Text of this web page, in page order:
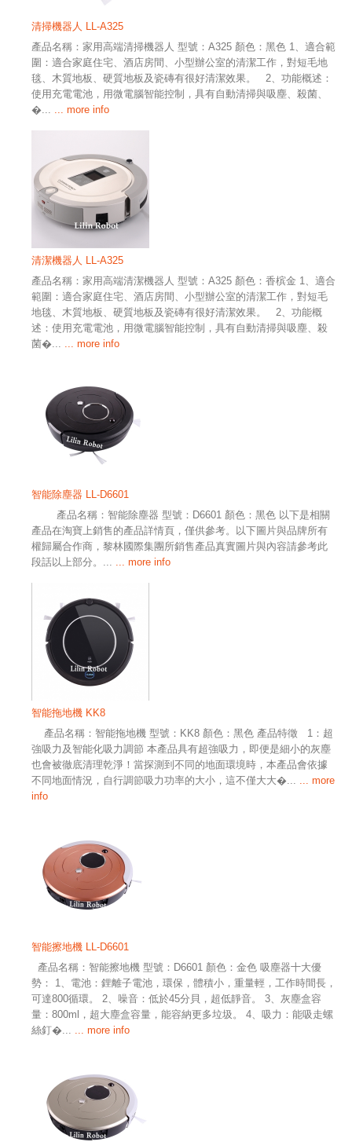
清掃機器人 LL-A325
產品名稱：家用高端清掃機器人 型號：A325 顏色：黑色 1、適合範
圍：適合家庭住宅、酒店房間、小型辦公室的清潔工作，對短毛地
毯、木質地板、硬質地板及瓷磚有很好清潔效果。 2、功能概述：
使用充電電池，用微電腦智能控制，具有自動清掃與吸塵、殺菌、
�...
... more info
清潔機器人 LL-A325
產品名稱：家用高端清潔機器人 型號：A325 顏色：香槟金 1、適合
範圍：適合家庭住宅、酒店房間、小型辦公室的清潔工作，對短毛
地毯、木質地板、硬質地板及瓷磚有很好清潔效果。 2、功能概
述：使用充電電池，用微電腦智能控制，具有自動清掃與吸塵、殺
菌�...
... more info
智能除塵器 LL-D6601
產品名稱：智能除塵器 型號：D6601 顏色：黑色 以下是相關
產品在淘寶上銷售的產品詳情頁，僅供參考。以下圖片與品牌所有
權歸屬合作商，黎林國際集團所銷售產品真實圖片與內容請參考此
段話以上部分。...
... more info
智能拖地機 KK8
產品名稱：智能拖地機 型號：KK8 顏色：黑色 產品特徵 1：超
強吸力及智能化吸力調節 本產品具有超強吸力，即便是細小的灰塵
也會被徹底清理乾淨！當探測到不同的地面環境時，本產品會依據
不同地面情況，自行調節吸力功率的大小，這不僅大大�...
... more
info
智能擦地機 LL-D6601
產品名稱：智能擦地機 型號：D6601 顏色：金色 吸塵器十大優
勢： 1、電池：鋰離子電池，環保，體積小，重量輕，工作時間長，
可達800循環。 2、噪音：低於45分貝，超低靜音。 3、灰塵盒容
量：800ml，超大塵盒容量，能容納更多垃圾。 4、吸力：能吸走螺
絲釘�...
... more info